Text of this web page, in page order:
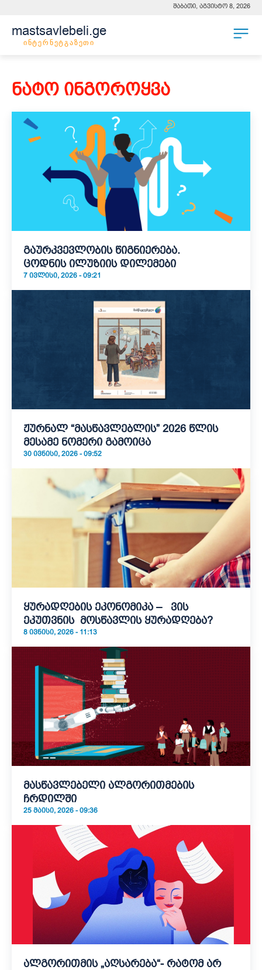
შაბათი, აგვისტო 8, 2026
mastsavlebeli.ge
ინტერნეტგაზეთი
ნატო ინგოროყვა
გაურკვევლობის წიგნიერება.
ცოდნის ილუზიის დილემები
7 ᲘᲕᲚᲘᲡᲘ, 2026 - 09:21
ჟურნალ “მასწავლებლის” 2026 წლის
მესამე ნომერი გამოიცა
30 ᲘᲕᲜᲘᲡᲘ, 2026 - 09:52
ყურადღების ეკონომიკა – ვის
ეკუთვნის მოსწავლის ყურადღება?
8 ᲘᲕᲜᲘᲡᲘ, 2026 - 11:13
მასწავლებელი ალგორითმების
ჩრდილში
25 ᲛᲐᲘᲡᲘ, 2026 - 09:36
ალგორითმის „აღსარება“- რატომ არ